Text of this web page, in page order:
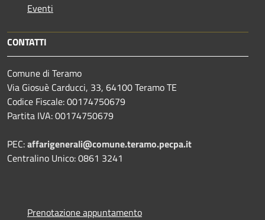
Eventi
CONTATTI
Comune di Teramo
Via Giosuè Carducci, 33, 64100 Teramo TE
Codice Fiscale: 00174750679
Partita IVA: 00174750679
PEC:affarigenerali@comune.teramo.pecpa.it
Centralino Unico: 0861 3241
Prenotazione appuntamento